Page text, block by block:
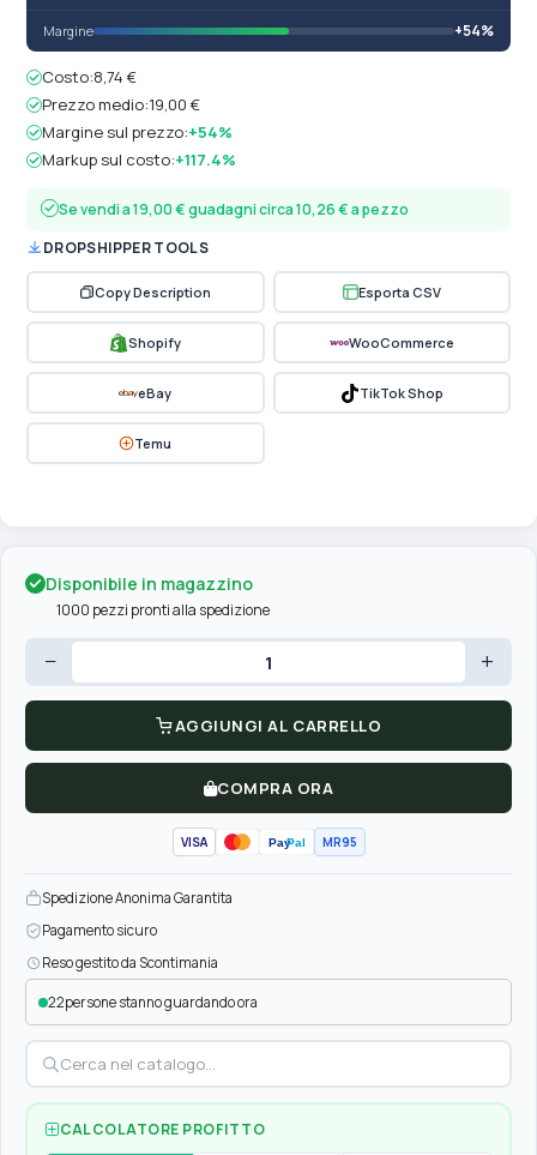
Margine +54%
Costo:8,74 €
Prezzo medio:19,00 €
Margine sul prezzo:+54%
Markup sul costo:+117.4%
Se vendi a 19,00 € guadagni circa 10,26 € a pezzo
DROPSHIPPER TOOLS
Copy Description Esporta CSV
Shopify WooCommerce
eBay TikTok Shop
Temu
Disponibile in magazzino
1000 pezzi pronti alla spedizione
− +
AGGIUNGI AL CARRELLO
COMPRA ORA
VISA PayPal MR95
Spedizione Anonima Garantita
Pagamento sicuro
Reso gestito da Scontimania
22persone stanno guardando ora
CALCOLATORE PROFITTO